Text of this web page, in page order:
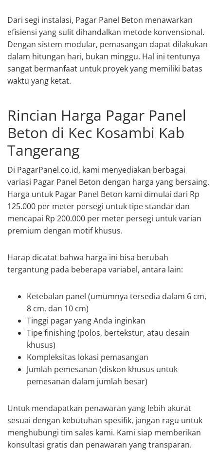
Dari segi instalasi, Pagar Panel Beton menawarkan
efisiensi yang sulit dihandalkan metode konvensional.
Dengan sistem modular, pemasangan dapat dilakukan
dalam hitungan hari, bukan minggu. Hal ini tentunya
sangat bermanfaat untuk proyek yang memiliki batas
waktu yang ketat.
Rincian Harga Pagar Panel
Beton di Kec Kosambi Kab
Tangerang
Di PagarPanel.co.id, kami menyediakan berbagai
variasi Pagar Panel Beton dengan harga yang bersaing.
Harga untuk Pagar Panel Beton kami dimulai dari Rp
125.000 per meter persegi untuk tipe standar dan
mencapai Rp 200.000 per meter persegi untuk varian
premium dengan motif khusus.
Harap dicatat bahwa harga ini bisa berubah
tergantung pada beberapa variabel, antara lain:
Ketebalan panel (umumnya tersedia dalam 6 cm,
8 cm, dan 10 cm)
Tinggi pagar yang Anda inginkan
Tipe finishing (polos, bertekstur, atau desain
khusus)
Kompleksitas lokasi pemasangan
Jumlah pemesanan (diskon khusus untuk
pemesanan dalam jumlah besar)
Untuk mendapatkan penawaran yang lebih akurat
sesuai dengan kebutuhan spesifik, jangan ragu untuk
menghubungi tim sales kami. Kami siap memberikan
konsultasi gratis dan penawaran yang transparan.